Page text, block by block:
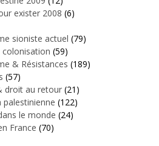
exister 2008 (6)
sioniste actuel (79)
(59)
& Résistances (189)
(57)
droit au retour (21)
palestinienne (122)
le monde (24)
France (70)